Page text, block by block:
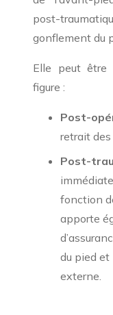
post-
gonflement du
Elle peut être
figure :
Post-
retrait
Post-
fonction
apporte
du pied
externe.